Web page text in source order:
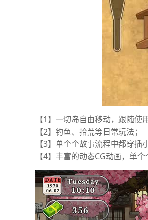
【1】一切岛自由移动，跟随使
【2】钓鱼、拾荒等日常玩法；
【3】单个个故事流程中都穿
【4】丰富的动态CG动画，单个